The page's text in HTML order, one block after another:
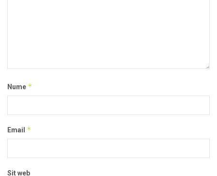
Nume *
Email *
Sit web